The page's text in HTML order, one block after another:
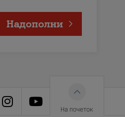
Надополни
На почеток